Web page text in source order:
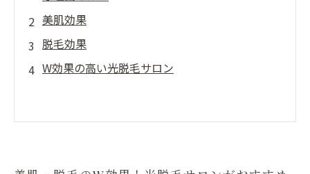
美肌効果
脱毛効果
W効果の高い光脱毛サロン